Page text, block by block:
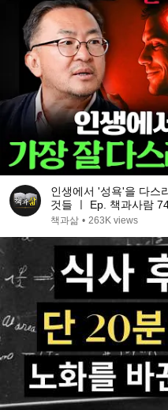
인생에서 '성욕'을 다스
것들 ㅣ Ep. 책과사람
책과삶 • 263K views